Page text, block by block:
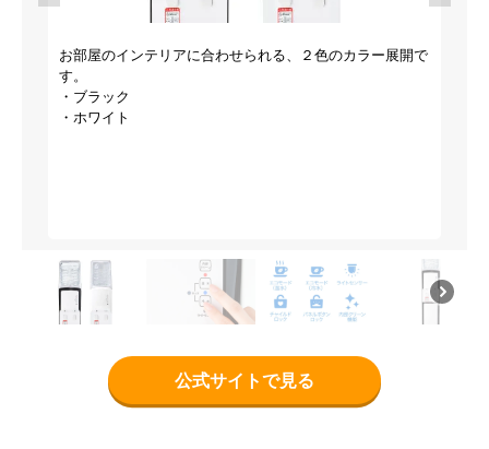
お部屋のインテリアに合わせられる、２色のカラー展開で
す。
・ブラック
・ホワイト
公式サイトで見る